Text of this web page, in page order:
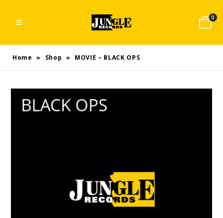
0
Home » Shop » MOVIE – BLACK OPS